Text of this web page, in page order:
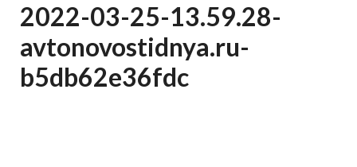
2022-03-25-13.59.28-
avtonovostidnya.ru-
b5db62e36fdc